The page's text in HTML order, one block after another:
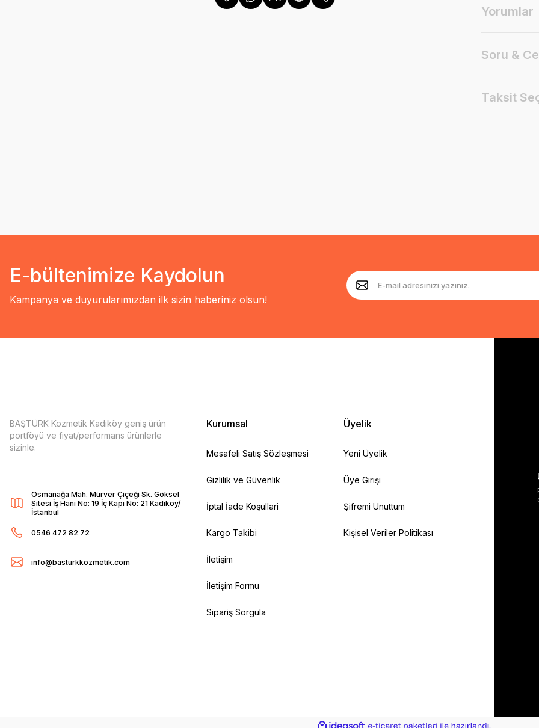
Yorumlar
Soru &
Taksit
E-bültenimize Kaydolun
Kampanya ve duyurularımızdan ilk sizin haberiniz olsun!
BAŞTÜRK Kozmetik Kadıköy geniş ürün
portföyü ve fiyat/performans ürünlerle
sizinle.
Osmanağa Mah. Mürver Çiçeği Sk. Göksel
Sitesi İş Hanı No: 19 İç Kapı No: 21 Kadıköy/
İstanbul
0546 472 82 72
info@basturkkozmetik.com
Kurumsal
Mesafeli Satış Sözleşmesi
Gizlilik ve Güvenlik
İptal İade Koşullari
Kargo Takibi
İletişim
İletişim Formu
Sipariş Sorgula
Üyelik
Yeni Üyelik
Üye Girişi
Şifremi Unuttum
Kişisel Veriler Politikası
ideasoft e-